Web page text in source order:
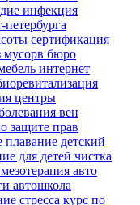
инфекция
петербурга
сертификация
мусорв бюро
интернет
центры
вен
защите прав
плавание детский
для детей чистка
мезотерапия авто
автошкола
стресса курс по